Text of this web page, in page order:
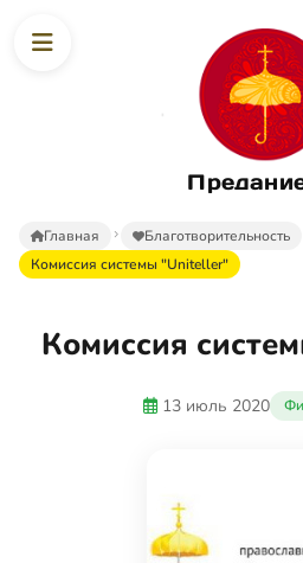
Главная Благотворительность
Комиссия системы "Uniteller"
Комиссия
13 июль 2020